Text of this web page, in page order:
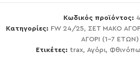
Κωδικός προϊόντος:
Κατηγορίες: FW 24/25, ΣΕΤ ΜΑΚΟ
ΑΓΟΡΙ (1-7 ΕΤΩΝ)
Ετικέτες: trax, Αγόρι,